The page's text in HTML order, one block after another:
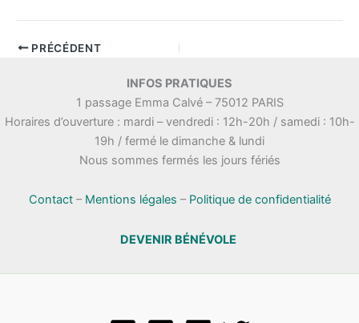
PRÉCÉDENT
INFOS PRATIQUES
1 passage Emma Calvé – 75012 PARIS
Horaires d’ouverture : mardi – vendredi : 12h-20h / samedi : 10h-
19h / fermé le dimanche & lundi
Nous sommes fermés les jours fériés
Contact– Mentions légales – Politique de confidentialité
DEVENIR BÉNÉVOLE